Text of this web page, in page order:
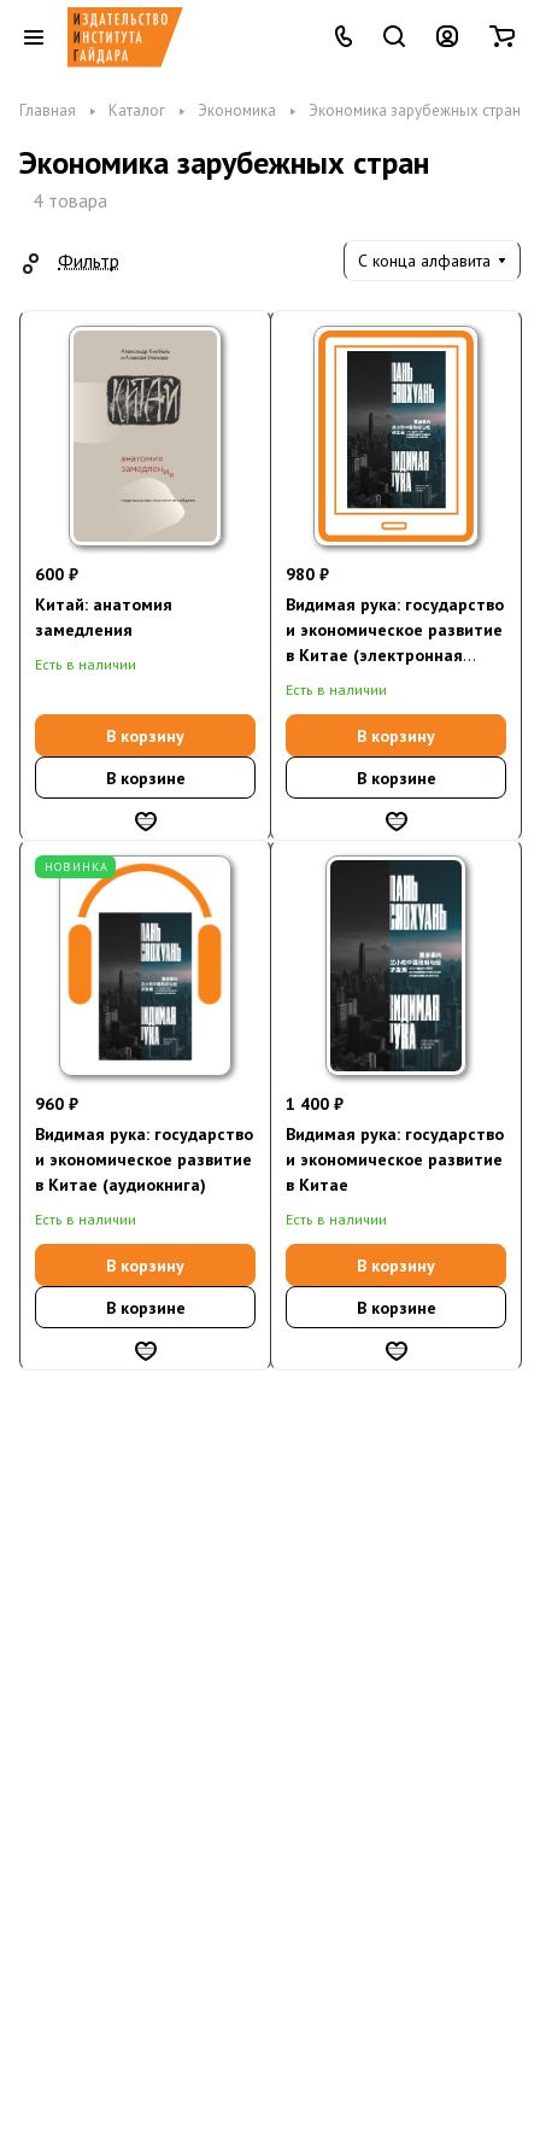
Главная Каталог Экономика Экономика зарубежных стран
Экономика зарубежных стран
4 товара
Фильтр С конца алфавита
600 ₽
Китай: анатомия
замедления
Есть в наличии
В корзину
В корзине
980 ₽
Видимая рука: государство
и экономическое развитие
в Китае (электронная
книга)
Есть в наличии
В корзину
В корзине
НОВИНКА
960 ₽
Видимая рука: государство
и экономическое развитие
в Китае (аудиокнига)
Есть в наличии
В корзину
В корзине
1 400 ₽
Видимая рука: государство
и экономическое развитие
в Китае
Есть в наличии
В корзину
В корзине